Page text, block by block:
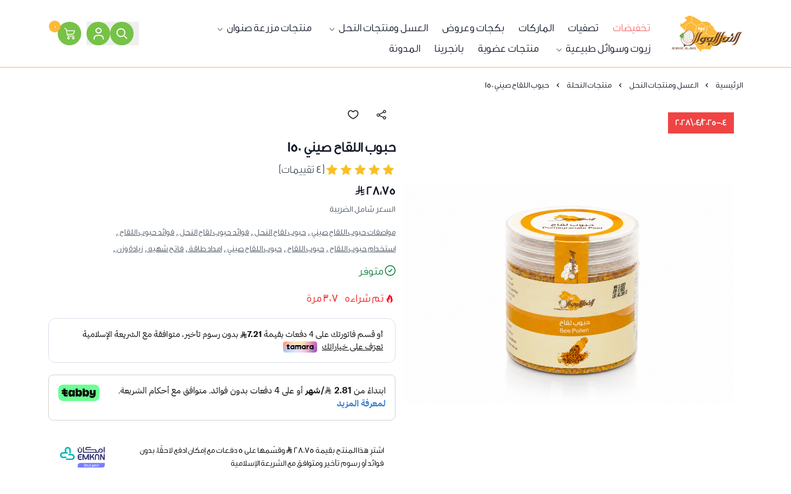
النحل الجوال
تخفيضات تصفيات الماركات بكجات وعروض العسل ومنتجات النحل
منتجات مزرعة صنوان
زيوت وسوائل طبيعية
منتجات عضوية بانجرينا المدونة
٠
الرئيسية العسل ومنتجات النحل منتجات النحلة حبوب اللقاح صيني 150
04/2025-04\2028
حبوب اللقاح صيني 150
(٤ تقييمات)
٢٨٫٧٥
السعر شامل الضريبة
مواصفات حبوب اللقاح صيني , حبوب لقاح النحل , فوائد حبوب لقاح النحل , فوائد حبوب اللقاح ,
استخدام حبوب اللقاح , حبوب اللقاح , حبوب اللقاح صيني , امداد طاقة , فاتح شهيه , زيادة وزن ,
متوفر
تم شراءه 307 مرة
اشترِ هذا المنتج بقيمة ٢٨٫٧٥
وقسّمها على 5 دفعات مع إمكان ادفع لاحقًا، بدون
فوائد أو رسوم تأخير ومتوافق مع الشريعة الإسلامية